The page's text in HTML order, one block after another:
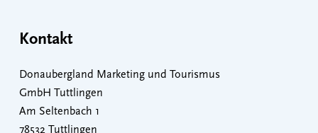
Kontakt
Donaubergland Marketing und Tourismus
GmbH Tuttlingen
Am Seltenbach 1
78532 Tuttlingen